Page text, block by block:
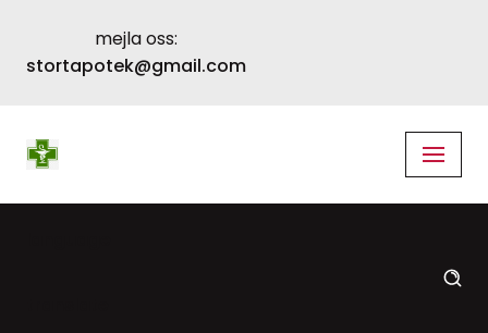
Skip
mejla oss:
stortapotek@gmail.com